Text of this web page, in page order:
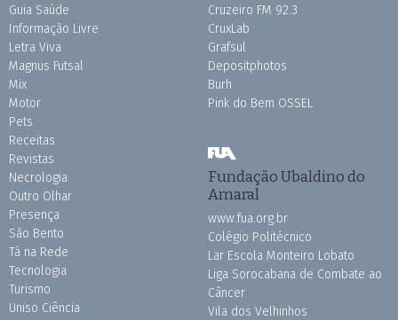
Guia Saúde
Informação Livre
Letra Viva
Magnus Futsal
Mix
Motor
Pets
Receitas
Revistas
Necrologia
Outro Olhar
Presença
São Bento
Tá na Rede
Tecnologia
Turismo
Uniso Ciência
Cruzeiro FM 92.3
CruxLab
Grafsul
Depositphotos
Burh
Pink do Bem OSSEL
Fundação Ubaldino do
Amaral
www.fua.org.br
Colégio Politécnico
Lar Escola Monteiro Lobato
Liga Sorocabana de Combate ao
Câncer
Vila dos Velhinhos